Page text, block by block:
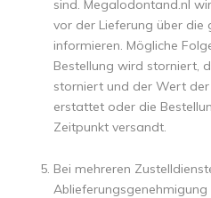
sind. Megalodontand.nl
vor der Lieferung über
informieren. Mögliche
Bestellung wird storniert,
storniert und der Wert
erstattet oder die
Zeitpunkt versandt.
Bei mehreren
Ablieferungsgenehmigung